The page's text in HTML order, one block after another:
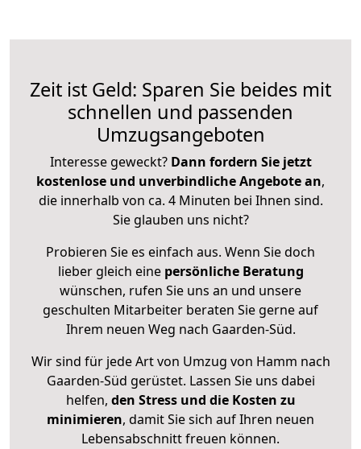
Zeit ist Geld: Sparen Sie beides mit
schnellen und passenden
Umzugsangeboten
Interesse geweckt? Dann fordern Sie jetzt
kostenlose und unverbindliche Angebote an,
die innerhalb von ca. 4 Minuten bei Ihnen sind.
Sie glauben uns nicht?
Probieren Sie es einfach aus. Wenn Sie doch
lieber gleich eine persönliche Beratung
wünschen, rufen Sie uns an und unsere
geschulten Mitarbeiter beraten Sie gerne auf
Ihrem neuen Weg nach Gaarden-Süd.
Wir sind für jede Art von Umzug von Hamm nach
Gaarden-Süd gerüstet. Lassen Sie uns dabei
helfen, den Stress und die Kosten zu
minimieren, damit Sie sich auf Ihren neuen
Lebensabschnitt freuen können.